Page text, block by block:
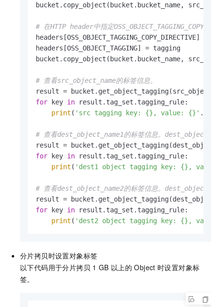
bucket.copy_object(bucket.bucket_name,
# 在HTTP header中指定
headers[OSS_OBJECT_TAGGING_COPY_DIRECTIVE] =
headers[OSS_OBJECT_TAGGING] = tagging
bucket.copy_object(bucket.bucket_name,
# 查看src_object_name的标签信息。
for key in result.tag_set.tagging_rule:
print ( 'src tagging key: {}, value: {}' .
# 查看dest_object_name1的标签信息。
for key in result.tag_set.tagging_rule:
print ( 'dest1 object tagging key: {},
# 查看dest_object_name2的标签信息。
for key in result.tag_set.tagging_rule:
print ( 'dest2 object tagging key: {},
分片拷贝时设置对象标签
以下代码用于分片拷贝 1 GB 以上的 Object 时设置对象标
签。